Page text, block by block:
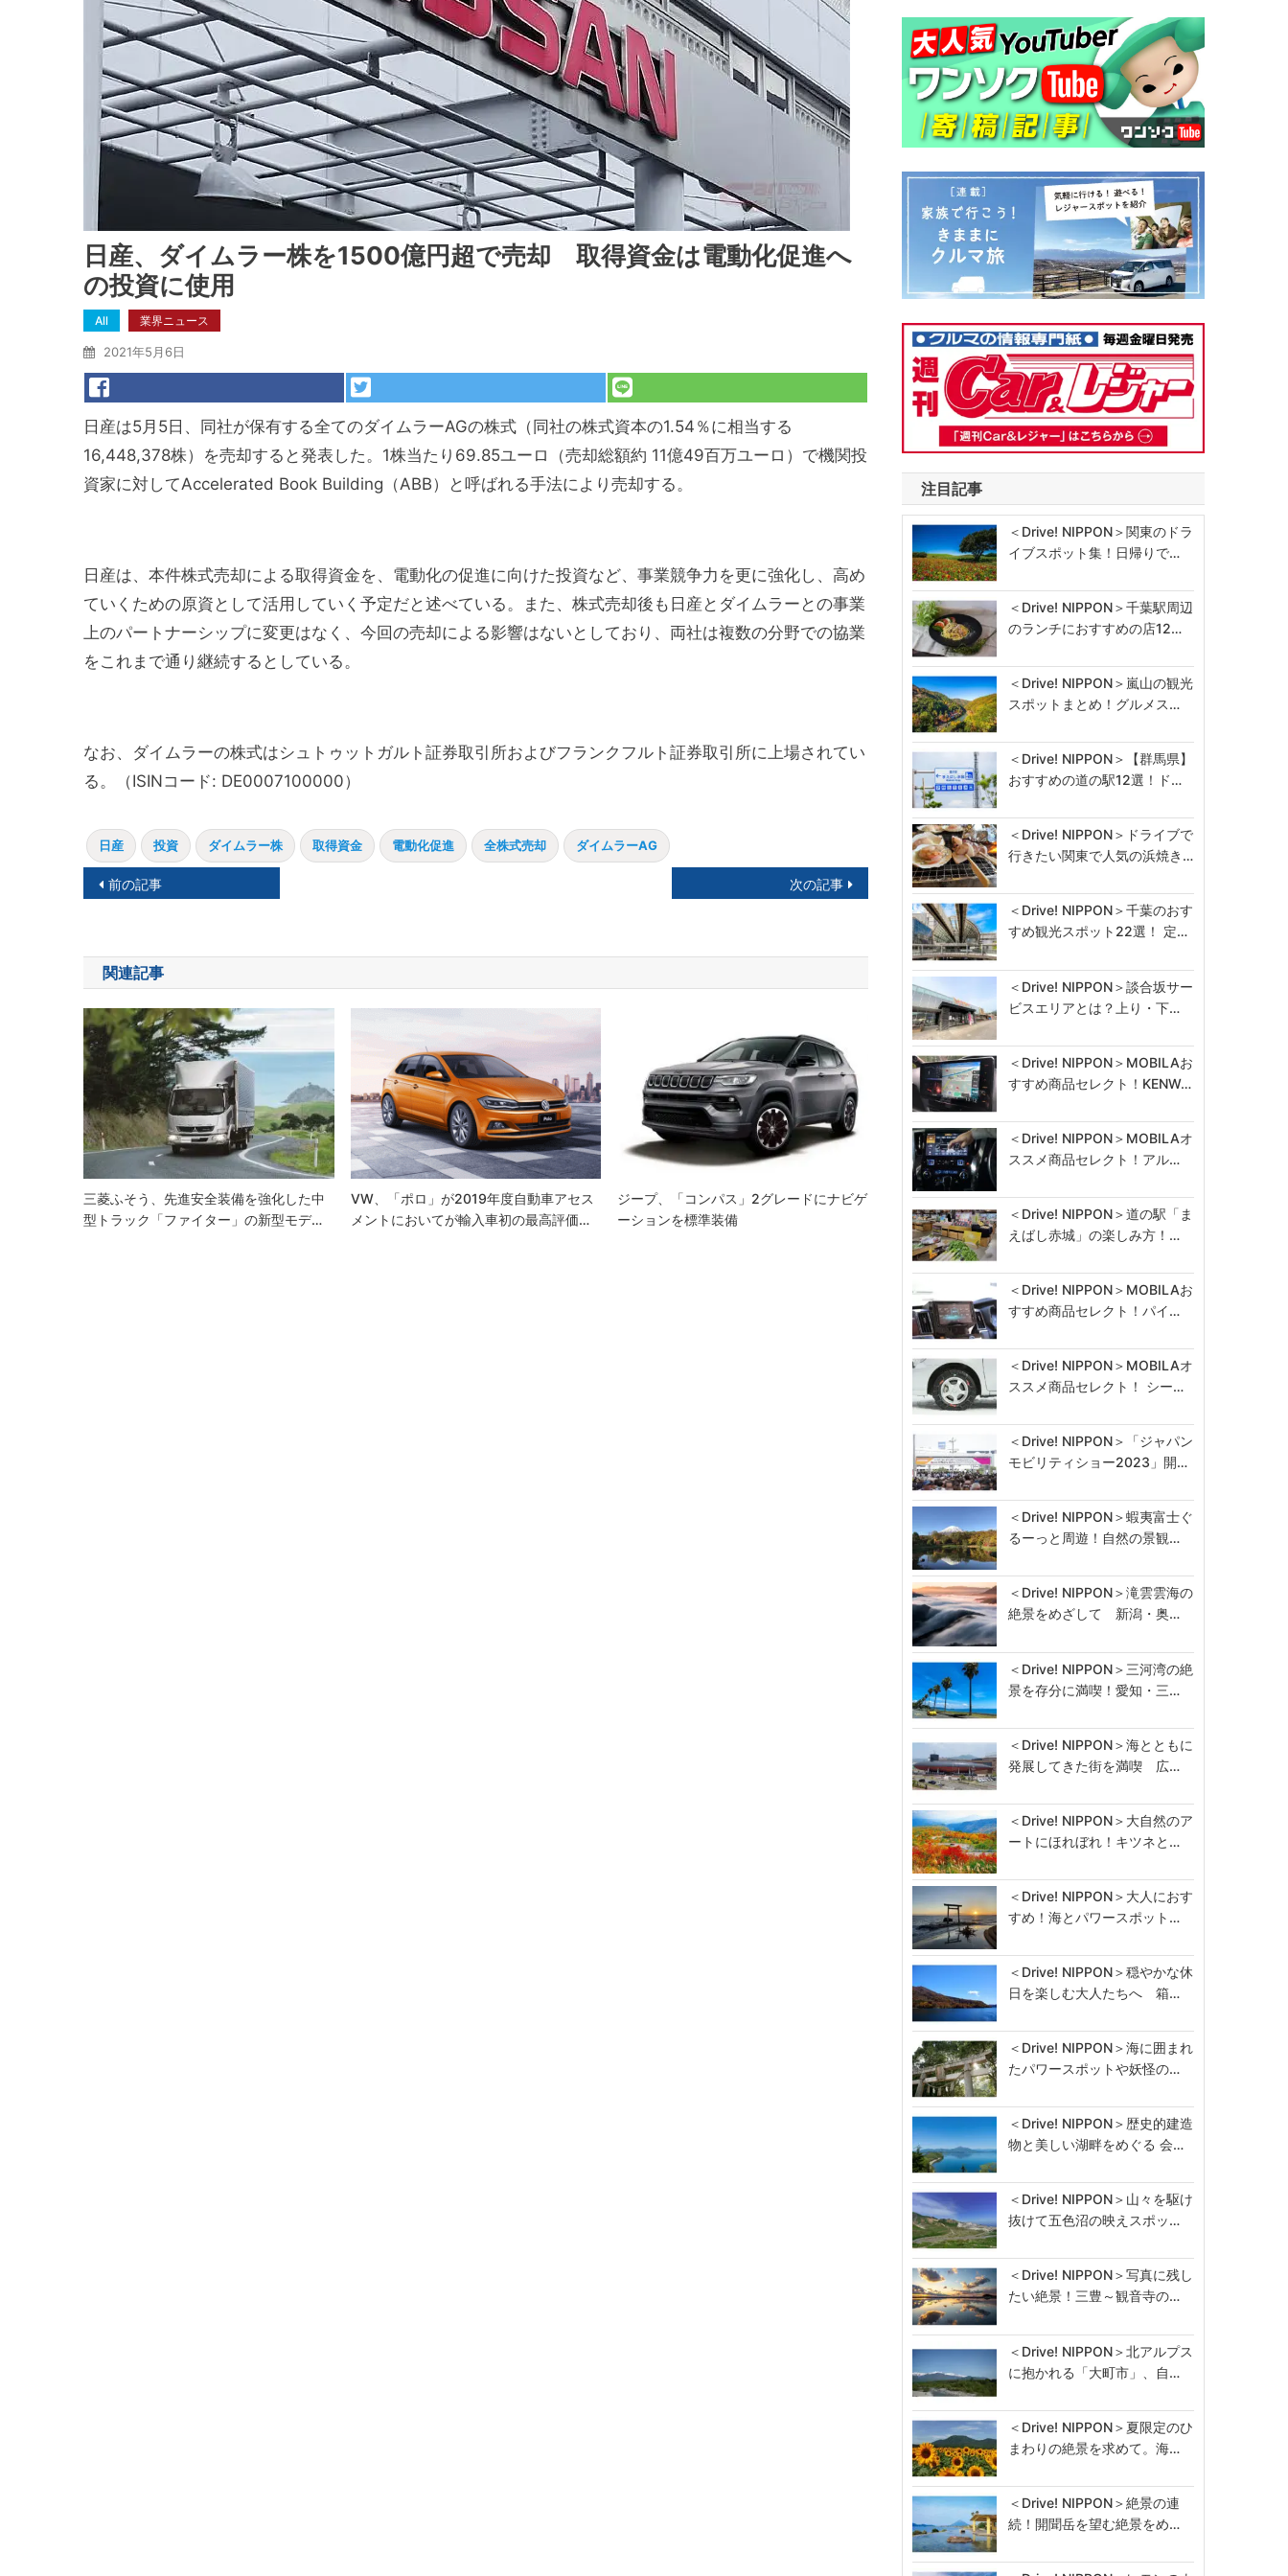
日産、ダイムラー株を1500億円超で売却 取得資金は電動化促進へ
の投資に使用
All 業界ニュース
2021年5月6日
日産は5月5日、同社が保有する全てのダイムラーAGの株式（同社の株式資本の1.54％に相当する
16,448,378株）を売却すると発表した。1株当たり69.85ユーロ（売却総額約 11億49百万ユーロ）で機関投
資家に対してAccelerated Book Building（ABB）と呼ばれる手法により売却する。
日産は、本件株式売却による取得資金を、電動化の促進に向けた投資など、事業競争力を更に強化し、高め
ていくための原資として活用していく予定だと述べている。また、株式売却後も日産とダイムラーとの事業
上のパートナーシップに変更はなく、今回の売却による影響はないとしており、両社は複数の分野での協業
をこれまで通り継続するとしている。
なお、ダイムラーの株式はシュトゥットガルト証券取引所およびフランクフルト証券取引所に上場されてい
る。（ISINコード: DE0007100000）
日産 投資 ダイムラー株 取得資金 電動化促進 全株式売却 ダイムラーAG
投
ナ
ビ
ゲ
ー
シ
ョ
ン
前の記事 次の記事
関連記事
三菱ふそう、先進安全装備を強化した中
型トラック「ファイター」の新型モデ…
VW、「ポロ」が2019年度自動車アセス
メントにおいてが輸入車初の最高評価…
ジープ、「コンパス」2グレードにナビゲ
ーションを標準装備
注目記事
＜Drive! NIPPON＞関東のドラ
イブスポット集！日帰りで…
＜Drive! NIPPON＞千葉駅周辺
のランチにおすすめの店12…
＜Drive! NIPPON＞嵐山の観光
スポットまとめ！グルメス…
＜Drive! NIPPON＞【群馬県】
おすすめの道の駅12選！ド…
＜Drive! NIPPON＞ドライブで
行きたい関東で人気の浜焼き…
＜Drive! NIPPON＞千葉のおす
すめ観光スポット22選！ 定…
＜Drive! NIPPON＞談合坂サー
ビスエリアとは？上り・下…
＜Drive! NIPPON＞MOBILAお
すすめ商品セレクト！KENW…
＜Drive! NIPPON＞MOBILAオ
ススメ商品セレクト！アル…
＜Drive! NIPPON＞道の駅「ま
えばし赤城」の楽しみ方！…
＜Drive! NIPPON＞MOBILAお
すすめ商品セレクト！パイ…
＜Drive! NIPPON＞MOBILAオ
ススメ商品セレクト！ シー…
＜Drive! NIPPON＞「ジャパン
モビリティショー2023」開…
＜Drive! NIPPON＞蝦夷富士ぐ
るーっと周遊！自然の景観…
＜Drive! NIPPON＞滝雲雲海の
絶景をめざして 新潟・奥…
＜Drive! NIPPON＞三河湾の絶
景を存分に満喫！愛知・三…
＜Drive! NIPPON＞海とともに
発展してきた街を満喫 広…
＜Drive! NIPPON＞大自然のア
ートにほれぼれ！キツネと…
＜Drive! NIPPON＞大人におす
すめ！海とパワースポット…
＜Drive! NIPPON＞穏やかな休
日を楽しむ大人たちへ 箱…
＜Drive! NIPPON＞海に囲まれ
たパワースポットや妖怪の…
＜Drive! NIPPON＞歴史的建造
物と美しい湖畔をめぐる 会…
＜Drive! NIPPON＞山々を駆け
抜けて五色沼の映えスポッ…
＜Drive! NIPPON＞写真に残し
たい絶景！三豊～観音寺の…
＜Drive! NIPPON＞北アルプス
に抱かれる「大町市」、自…
＜Drive! NIPPON＞夏限定のひ
まわりの絶景を求めて。海…
＜Drive! NIPPON＞絶景の連
続！開聞岳を望む絶景をめ…